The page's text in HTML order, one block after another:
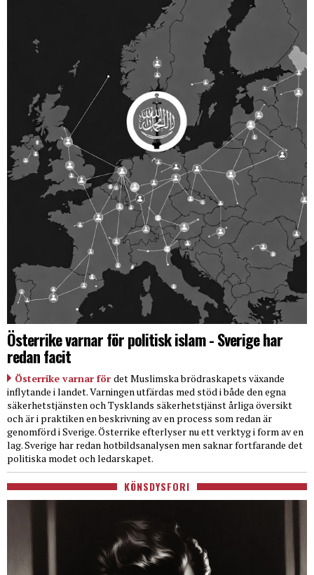
Österrike varnar för politisk islam - Sverige har
redan facit
Österrike varnar för det Muslimska brödraskapets växande
inflytande i landet. Varningen utfärdas med stöd i både den egna
säkerhetstjänsten och Tysklands säkerhetstjänst årliga översikt
och är i praktiken en beskrivning av en process som redan är
genomförd i Sverige. Österrike efterlyser nu ett verktyg i form av en
lag. Sverige har redan hotbildsanalysen men saknar fortfarande det
politiska modet och ledarskapet.
KÖNSDYSFORI